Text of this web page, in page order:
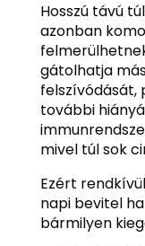
Hosszú távú
azonban
gátolhatja
felszívódását,
további
mivel túl sok
Ezért
napi bevitel
bármilyen